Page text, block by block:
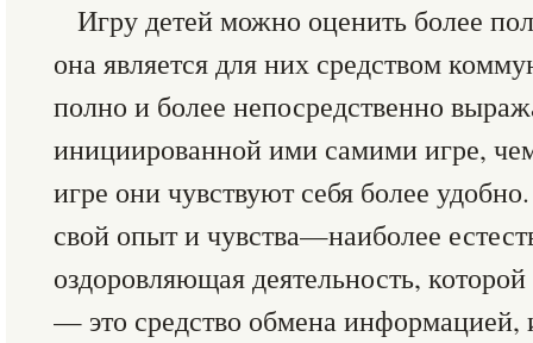
Игру детей можно оценить более
она является для них средством
полно и более непосредственно
инициированной ими самими игре,
игре они чувствуют себя более
свой опыт и чувства—наиболее
оздоровляющая деятельность,
— это средство обмена информацией,